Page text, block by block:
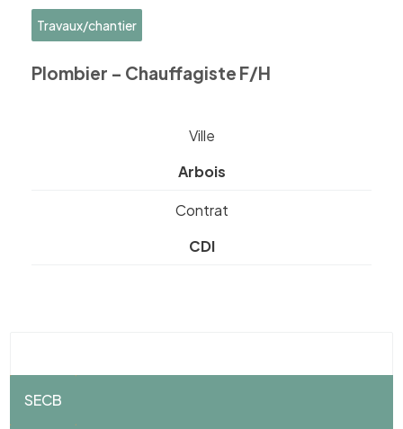
Travaux/chantier
Plombier – Chauffagiste F/H
Ville
Arbois
Contrat
CDI
SECB